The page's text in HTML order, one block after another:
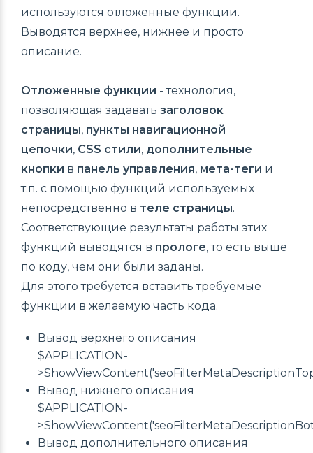
используются отложенные функции.
Выводятся верхнее, нижнее и просто
описание.
Отложенные функции - технология,
позволяющая задавать заголовок
страницы, пункты навигационной
цепочки, CSS стили, дополнительные
кнопки в панель управления, мета-теги и
т.п. с помощью функций используемых
непосредственно в теле страницы.
Соответствующие результаты работы этих
функций выводятся в прологе, то есть выше
по коду, чем они были заданы.
Для этого требуется вставить требуемые
функции в желаемую часть кода.
Вывод верхнего описания
$APPLICATION-
Вывод нижнего описания
$APPLICATION-
Вывод дополнительного описания